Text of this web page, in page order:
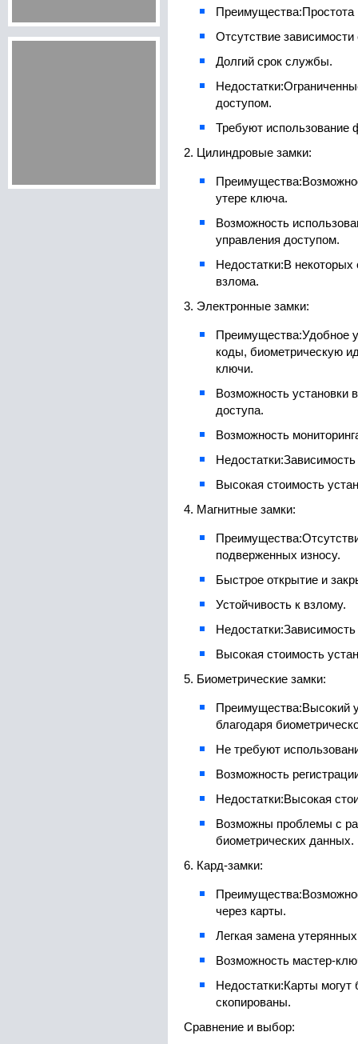
Преимущества:
Отсутствие зависимости
Долгий срок службы.
Недостатки:
доступом.
Требуют использование
2. Цилиндровые замки:
Преимущества:
утере ключа.
Возможность
управления доступом.
Недостатки:В
взлома.
3. Электронные замки:
Преимущества:Удобное
коды, биометрическую
ключи.
Возможность установки
доступа.
Возможность
Недостатки:Зависимость
Высокая стоимость
4. Магнитные замки:
Преимущества:
подверженных износу.
Быстрое открытие и
Устойчивость к взлому.
Недостатки:Зависимость
Высокая стоимость
5. Биометрические замки:
Преимущества:Высокий
благодаря
Не требуют
Возможность
Недостатки:Высокая
Возможны проблемы с
биометрических данных.
6. Кард-замки:
Преимущества:
через карты.
Легкая замена утерянных
Возможность мастер-
Недостатки:Карты могут
скопированы.
Сравнение и выбор: